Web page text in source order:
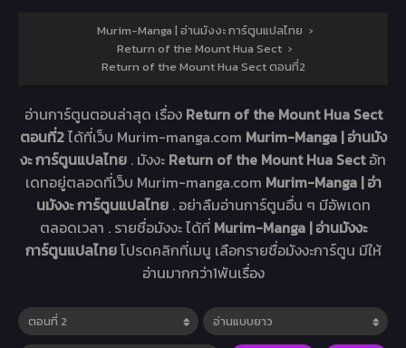
Murim-Manga | อ่านมังงะ การ์ตูนแปลไทย ›
Return of the Mount Hua Sect ›
Return of the Mount Hua Sect ตอนที่2
อ่านการ์ตูนตอนล่าสุด เรื่อง Return of the Mount Hua Sect
ตอนที่2ได้ที่เว็บ Murim-manga.com Murim-Manga | อ่านมัง
งะ การ์ตูนแปลไทย . มังงะ Return of the Mount Hua Sectอัท
เดทอยู่ตลอดที่เว็บ Murim-manga.com Murim-Manga | อ่า
นมังงะ การ์ตูนแปลไทย . อย่าลืมอ่านการ์ตูนอื่น ๆ มีอัพเดท
ตลอดเวลา . รายชื่อมังงะ ได้ที่ Murim-Manga | อ่านมังงะ
การ์ตูนแปลไทยโปรดคลิกที่เมนู เลือกรายชื่อมังงะการ์ตูน มีให้
อ่านมากกว่า1พันเรื่อง